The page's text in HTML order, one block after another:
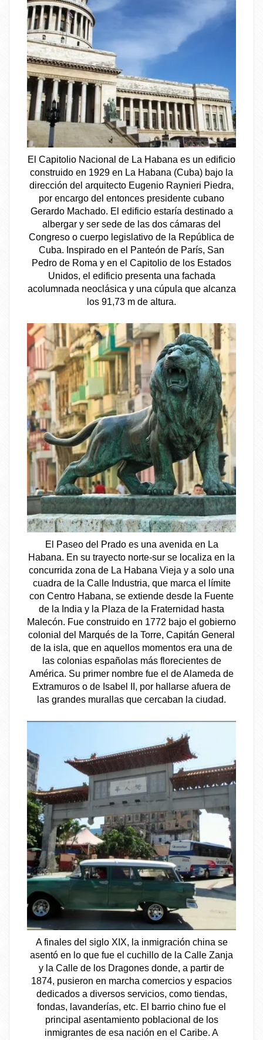
El Capitolio Nacional de La Habana es un edificio
construido en 1929 en La Habana (Cuba) bajo la
dirección del arquitecto Eugenio Raynieri Piedra,
por encargo del entonces presidente cubano
Gerardo Machado. El edificio estaría destinado a
albergar y ser sede de las dos cámaras del
Congreso o cuerpo legislativo de la República de
Cuba. Inspirado en el Panteón de París, San
Pedro de Roma y en el Capitolio de los Estados
Unidos, el edificio presenta una fachada
acolumnada neoclásica y una cúpula que alcanza
los 91,73 m de altura.
El Paseo del Prado es una avenida en La
Habana. En su trayecto norte-sur se localiza en la
concurrida zona de La Habana Vieja y a solo una
cuadra de la Calle Industria, que marca el límite
con Centro Habana, se extiende desde la Fuente
de la India y la Plaza de la Fraternidad hasta
Malecón. Fue construido en 1772 bajo el gobierno
colonial del Marqués de la Torre, Capitán General
de la isla, que en aquellos momentos era una de
las colonias españolas más florecientes de
América. Su primer nombre fue el de Alameda de
Extramuros o de Isabel II, por hallarse afuera de
las grandes murallas que cercaban la ciudad.
A finales del siglo XIX, la inmigración china se
asentó en lo que fue el cuchillo de la Calle Zanja
y la Calle de los Dragones donde, a partir de
1874, pusieron en marcha comercios y espacios
dedicados a diversos servicios, como tiendas,
fondas, lavanderías, etc. El barrio chino fue el
principal asentamiento poblacional de los
inmigrantes de esa nación en el Caribe. A